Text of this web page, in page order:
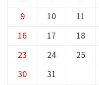
9 10 11
16 17 18
23 24 25
30 31